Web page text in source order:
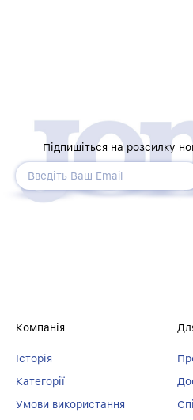
Підпишіться на розсилку
Компанія
Історія
Категорії
Умови використання